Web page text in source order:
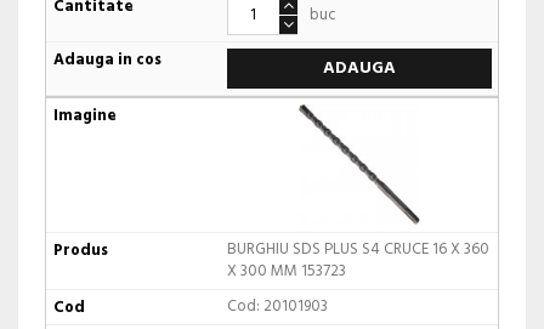
buc
ADAUGA
BURGHIU SDS PLUS S4 CRUCE 16 X 360
X 300 MM 153723
Cod: 20101903